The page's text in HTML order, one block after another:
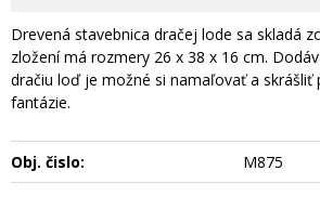
Drevená stavebnica dračej lode sa skladá
zložení má rozmery 26 x 38 x 16 cm.
dračiu loď je možné si namaľovať a skrášliť
fantázie.
Obj. čislo: M875